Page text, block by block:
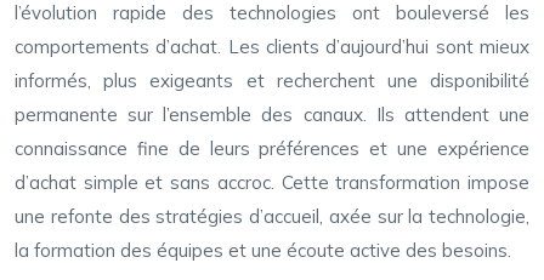
l’évolution rapide des technologies ont bouleversé les
comportements d’achat. Les clients d’aujourd’hui sont mieux
informés, plus exigeants et recherchent une disponibilité
permanente sur l’ensemble des canaux. Ils attendent une
connaissance fine de leurs préférences et une expérience
d’achat simple et sans accroc. Cette transformation impose
une refonte des stratégies d’accueil, axée sur la technologie,
la formation des équipes et une écoute active des besoins.